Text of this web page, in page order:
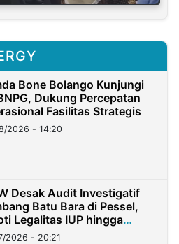
Bone Bolango Kunjungi
Dukung Percepatan
Fasilitas Strategis
2026 - 14:20
Desak Audit Investigatif
Batu Bara di Pessel,
Legalitas IUP hingga
2026 - 20:21